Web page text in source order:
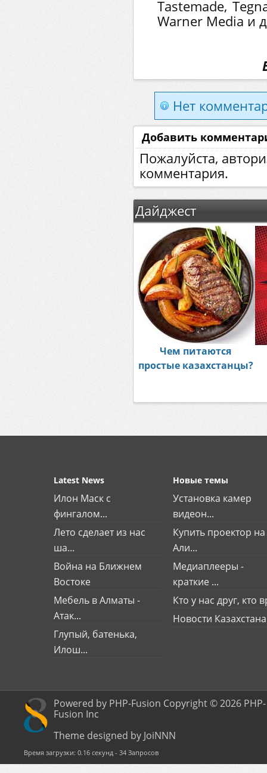
Tastemade,
Warner Media и
Нет
Добавить
Пожалуйста,
комментария.
Дайджест
Чем питаются
простые казахстанцы?
Latest News
Илон Маск с
фингалом...
Лето сделает из нас
ша...
Война на Ближнем
Востоке
Мебель в Алматы -
Атак...
Глупый, батенька,
Илош...
Новые темы
Установка камер
видеон...
Купить проектор на
Али...
Медиаплееры -
краткие ...
Кто у нас друг, кто
Новости Казахстана
Powered by PHP-Fusion Copyright © 2026 PHP-
Fusion Inc
Theme designed by JoiNNN
Время загрузки: 0.16 секунд - 34 Запросов